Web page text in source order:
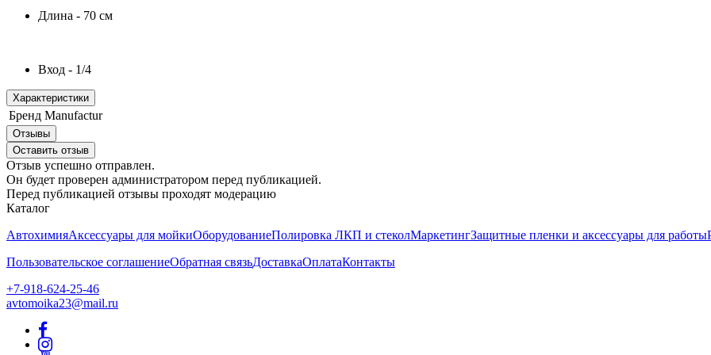
Длина - 70 см
Вход - 1/4
Характеристики
Бренд Manufactur
Отзывы
Оставить отзыв
Отзыв успешно отправлен.
Он будет проверен администратором перед публикацией.
Перед публикацией отзывы проходят модерацию
Каталог
АвтохимияАксессуары для мойкиОборудованиеПолировка ЛКП и стеколМаркетингЗащитные пленки и аксессуары для работы
Пользовательское соглашениеОбратная связьДоставкаОплатаКонтакты
+7-918-624-25-46
avtomoika23@mail.ru